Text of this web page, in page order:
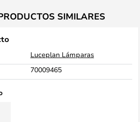
SIMILARES
Luceplan Lámparas
70009465